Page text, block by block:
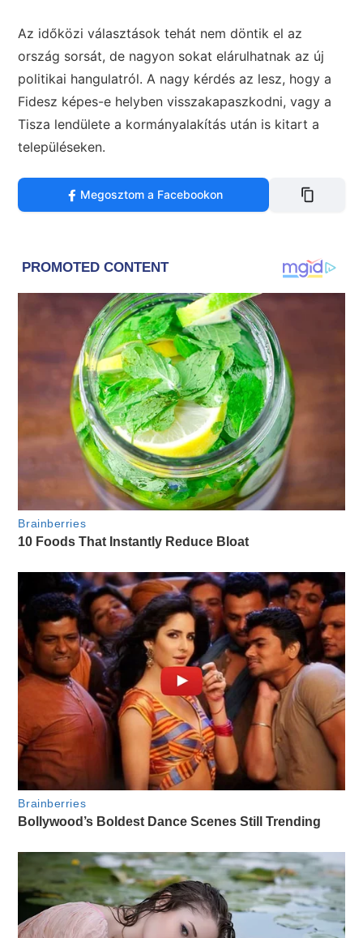
Az időközi választások tehát nem döntik el az
ország sorsát, de nagyon sokat elárulhatnak az új
politikai hangulatról. A nagy kérdés az lesz, hogy a
Fidesz képes-e helyben visszakapaszkodni, vagy a
Tisza lendülete a kormányalakítás után is kitart a
településeken.
Megosztom a Facebookon